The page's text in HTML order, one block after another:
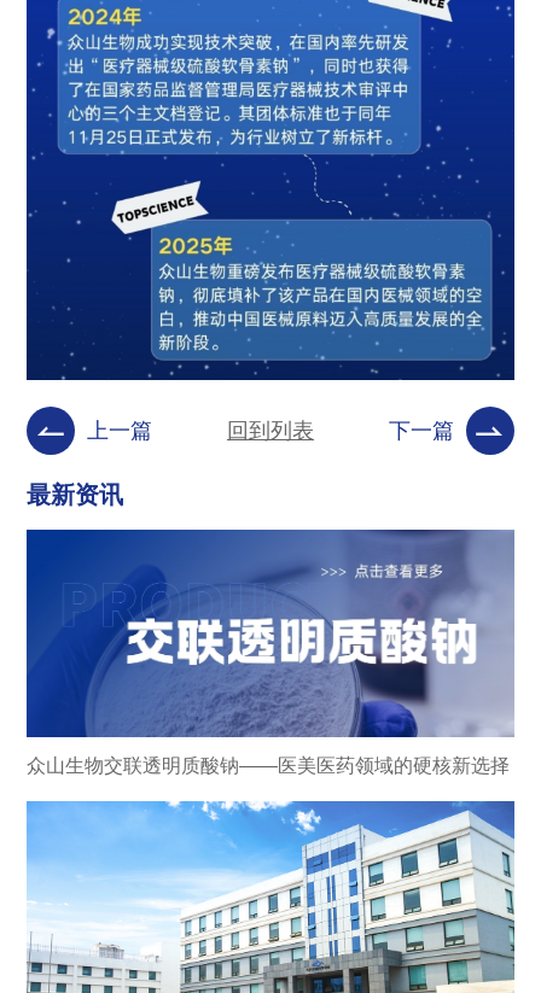
上一篇 回到列表 下一篇
最新资讯
众山生物交联透明质酸钠——医美医药领域的硬核新选择